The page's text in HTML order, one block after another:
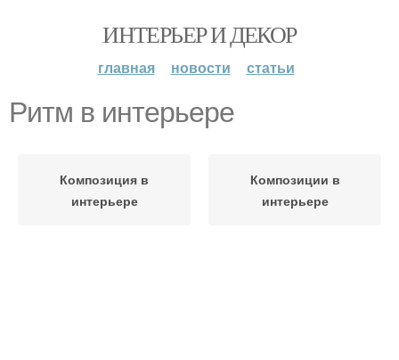
ИНТЕРЬЕР И ДЕКОР
главная новости статьи
Ритм в интерьере
Композиция в
интерьере
Композиции в
интерьере